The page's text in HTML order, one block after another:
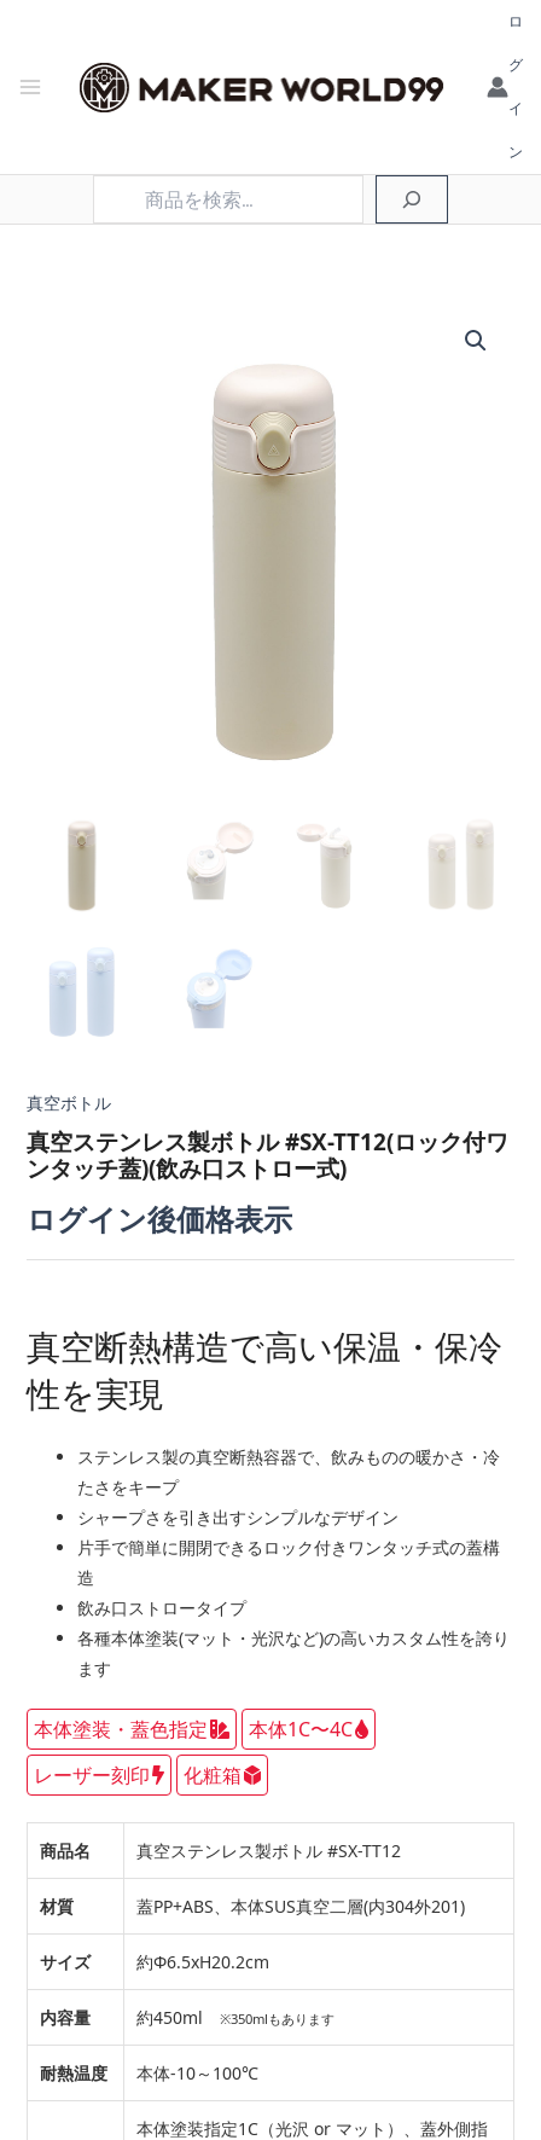
ロ
グ
イ
ン
真空ボトル
真空ステンレス製ボトル #SX-TT12(ロック付ワ
ンタッチ蓋)(飲み口ストロー式)
ログイン後価格表示
真空断熱構造で高い保温・保冷
性を実現
ステンレス製の真空断熱容器で、飲みものの暖かさ・冷
たさをキープ
シャープさを引き出すシンプルなデザイン
片手で簡単に開閉できるロック付きワンタッチ式の蓋構
造
飲み口ストロータイプ
各種本体塗装(マット・光沢など)の高いカスタム性を誇り
ます
本体塗装・蓋色指定
本体1C〜4C
レーザー刻印
化粧箱
商品名 真空ステンレス製ボトル #SX-TT12
材質 蓋PP+ABS、本体SUS真空二層(内304外201)
サイズ 約Φ6.5xH20.2cm
内容量 約450ml ※350mlもあります
耐熱温度 本体-10～100℃
本体塗装指定1C（光沢 or マット）、蓋外側指